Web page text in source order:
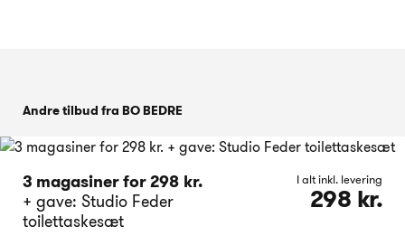
Andre tilbud fra BO BEDRE
3 magasiner for 298 kr.
+ gave: Studio Feder
toilettaskesæt
I alt inkl. levering
298 kr.